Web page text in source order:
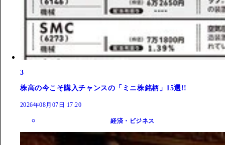
3
株高の今こそ購入チャンスの「ミニ株銘柄」15選!!
2026年08月07日 17:20
経済・ビジネス